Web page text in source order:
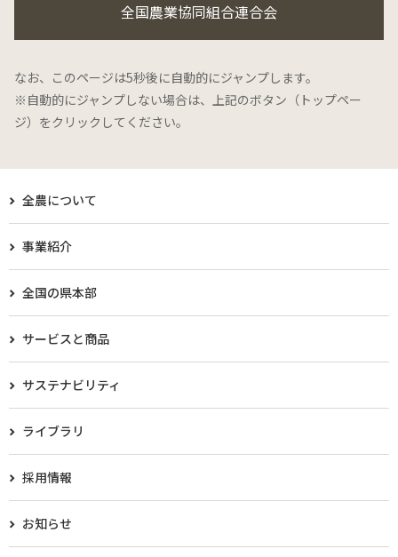
全国農業協同組合連合会
なお、このページは5秒後に自動的にジャンプします。
※自動的にジャンプしない場合は、上記のボタン（トップペー
ジ）をクリックしてください。
全農について
事業紹介
全国の県本部
サービスと商品
サステナビリティ
ライブラリ
採用情報
お知らせ